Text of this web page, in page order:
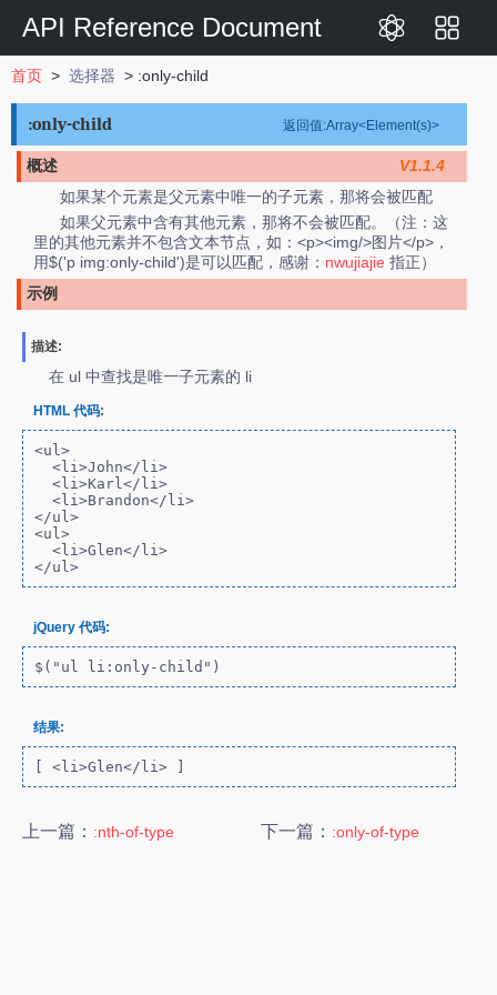
API Reference Document
首页 > 选择器 > :only-child
返回值:Array<Element(s)>
:only-child
V1.1.4
概述
如果某个元素是父元素中唯一的子元素，那将会被匹配
如果父元素中含有其他元素，那将不会被匹配。（注：这
里的其他元素并不包含文本节点，如：<p><img/>图片</p>，
用$('p img:only-child')是可以匹配，感谢： nwujiajie 指正）
示例
描述:
在 ul 中查找是唯一子元素的 li
HTML 代码:
<ul>
</ul>
<ul>
</ul>
jQuery 代码:
$("ul li:only-child")
结果:
[ <li>Glen</li> ]
上一篇： :nth-of-type 下一篇： :only-of-type